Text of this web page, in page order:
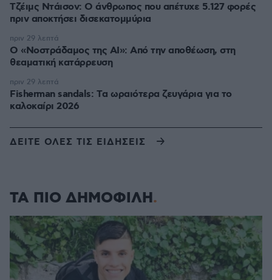
Τζέιμς Ντάισον: Ο άνθρωπος που απέτυχε 5.127 φορές
πριν αποκτήσει δισεκατομμύρια
Ο «Νοστράδαμος της AI»: Από την αποθέωση, στη
θεαματική κατάρρευση
πριν 29 λεπτά
Fisherman sandals: Tα ωραιότερα ζευγάρια για το
καλοκαίρι 2026
πριν 29 λεπτά
ΔΕΙΤΕ ΟΛΕΣ ΤΙΣ ΕΙΔΗΣΕΙΣ
ΤΑ ΠΙΟ ΔΗΜΟΦΙΛΗ